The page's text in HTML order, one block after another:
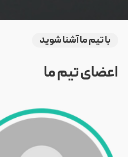
اعضای تیم ما
با تیم ما آشنا شوید